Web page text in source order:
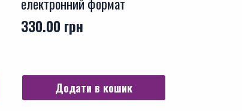
330.00 грн
Додати в кошик